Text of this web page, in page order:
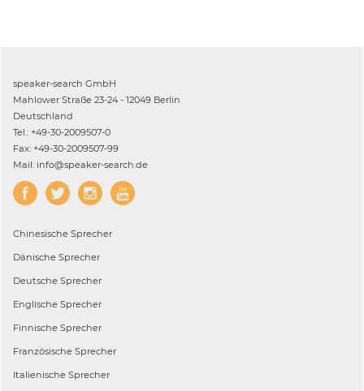
speaker-search GmbH
Mahlower Straße 23-24 - 12049 Berlin
Deutschland
Tel.: +49-30-2009507-0
Fax: +49-30-2009507-99
Mail: info@speaker-search.de
Chinesische Sprecher
Dänische Sprecher
Deutsche Sprecher
Englische Sprecher
Finnische Sprecher
Französische Sprecher
Italienische Sprecher